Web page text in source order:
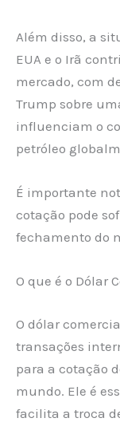
Além disso, a
EUA e o Irã
mercado, com
Trump sobre
influenciam o
petróleo
É importante
cotação pode
fechamento do
O que é o Dólar
O dólar
transações
para a cotação
mundo. Ele é
facilita a troca